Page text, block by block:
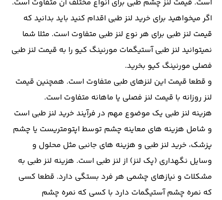
است. قیمت لنز چشم طبی برای انواع مختلف آن متفاوت است.
اگر میخواهید برای خرید لنز طبی اقدام کنید باید بدانید که
قیمت لنز طبی برای هر نوع لنز طبی متفاوت است. مثلا شما
نمیتوانید لنز طبی آستیگمات مورنینگ کیو را به قیمت لنز طبی
فصلی مورنینگ کیو بخرید.
و قطعا قیمت این لنزهای طبی متفاوت است. همچنین قیمت
لنز روزانه با قیمت لنز فصلی یا ماهانه متفاوت است.
هزینه لنز طبی یک موضوع مهم در فرآیند خرید لنز طبی است
و شامل هزینه های معاینه چشم توسط اپتومتریست یا چشم
پزشک، خرید لنز طبی و هزینه های جانبی مثل محلول و
وسایل نگهداری (پک لنز) از لنز طبی است. هزینه لنز طبی به
مشکلات و نیازهای چشمی هر فرد بستگی دارد. قطعا کسی
که نمره چشم آستیگمات دارد با کسی که نمره چشم